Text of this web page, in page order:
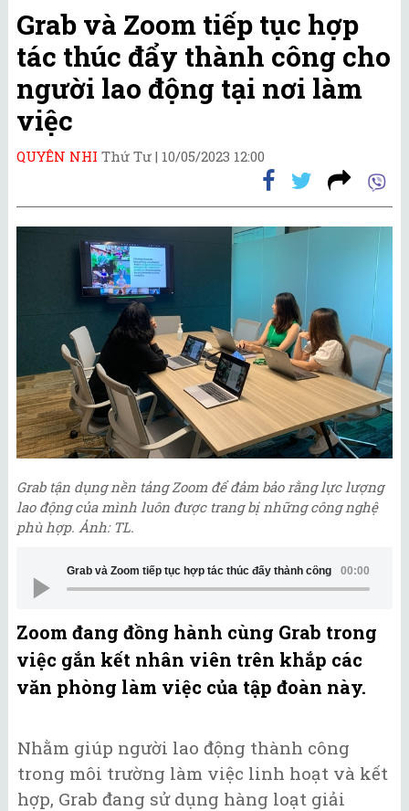
Grab và Zoom tiếp tục hợp
tác thúc đẩy thành công cho
người lao động tại nơi làm
việc
QUYÊN NHI Thứ Tư | 10/05/2023 12:00
Grab tận dụng nền tảng Zoom để đảm bảo rằng lực lượng
lao động của mình luôn được trang bị những công nghệ
phù hợp. Ảnh: TL.
00:00
Grab và Zoom tiếp tục hợp tác thúc đẩy thành công cho người
Zoom đang đồng hành cùng Grab trong
việc gắn kết nhân viên trên khắp các
văn phòng làm việc của tập đoàn này.
Nhằm giúp người lao động thành công
trong môi trường làm việc linh hoạt và kết
hợp, Grab đang sử dụng hàng loạt giải